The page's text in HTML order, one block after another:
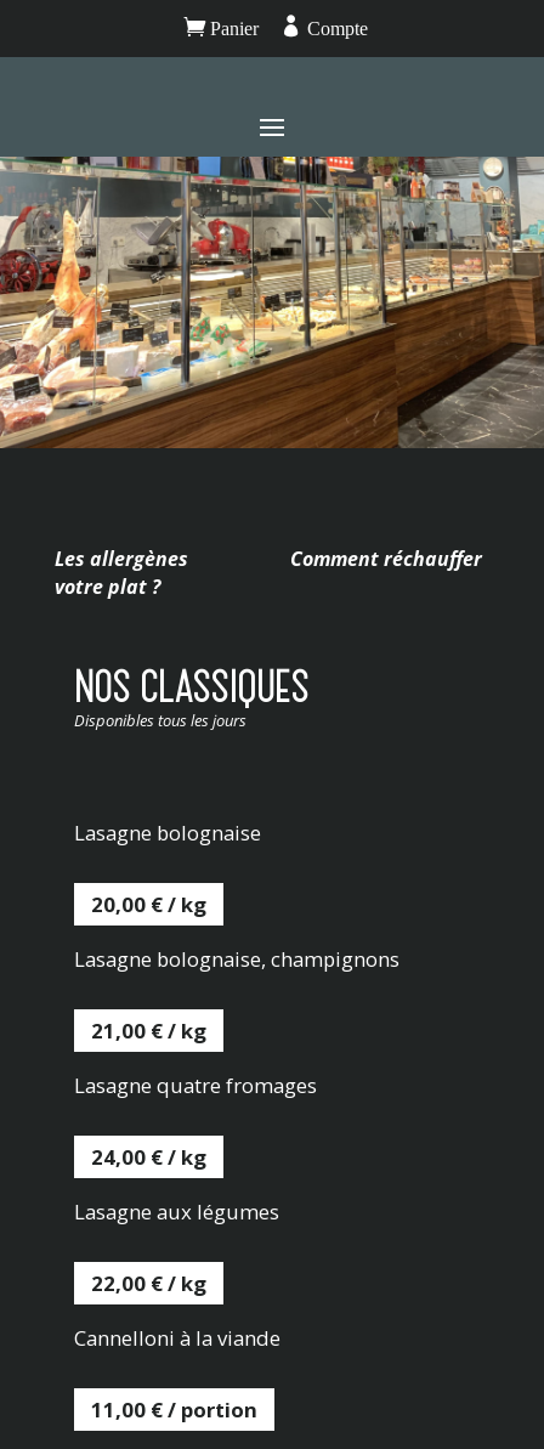
Panier  Compte
Les allergènes
Comment réchauffer
votre plat ?
NOS CLASSIQUES
Disponibles tous les jours
Lasagne bolognaise
20,00 € / kg
Lasagne bolognaise, champignons
21,00 € / kg
Lasagne quatre fromages
24,00 € / kg
Lasagne aux légumes
22,00 € / kg
Cannelloni à la viande
11,00 € / portion